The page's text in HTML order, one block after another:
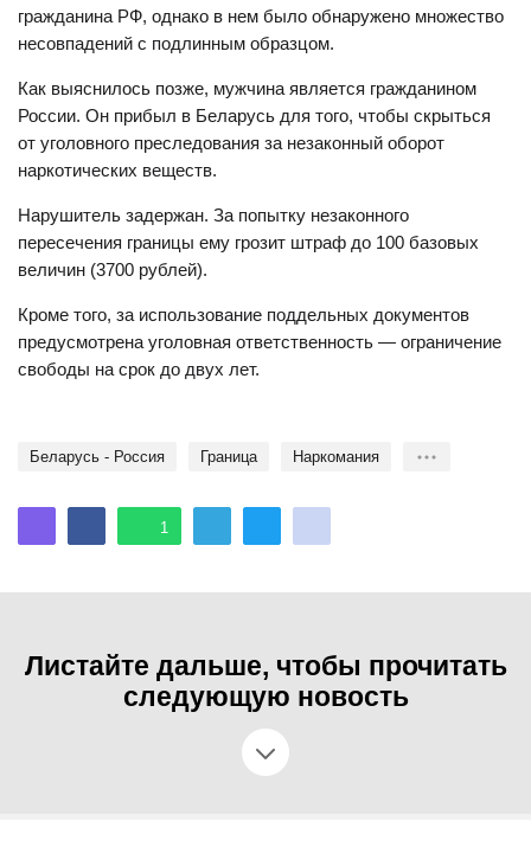
гражданина РФ, однако в нем было обнаружено множество
несовпадений с подлинным образцом.
Как выяснилось позже, мужчина является гражданином
России. Он прибыл в Беларусь для того, чтобы скрыться
от уголовного преследования за незаконный оборот
наркотических веществ.
Нарушитель задержан. За попытку незаконного
пересечения границы ему грозит штраф до 100 базовых
величин (3700 рублей).
Кроме того, за использование поддельных документов
предусмотрена уголовная ответственность — ограничение
свободы на срок до двух лет.
Беларусь - Россия Граница Наркомания
1
Листайте дальше, чтобы прочитать
следующую новость